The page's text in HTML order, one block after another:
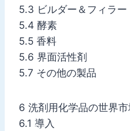
5.3 ビルダー＆フィラー
5.4 酵素
5.5 香料
5.6 界面活性剤
5.7 その他の製品
6 洗剤用化学品の世界
6.1 導入